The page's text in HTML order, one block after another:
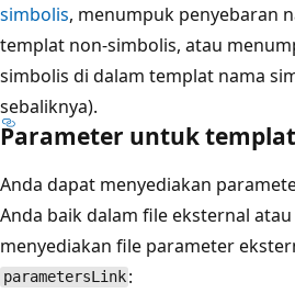
simbolis, menumpuk penyebaran
templat non-simbolis, atau
simbolis di dalam templat nama
sebaliknya).
Parameter untuk
Anda dapat menyediakan
Anda baik dalam file eksternal
menyediakan file parameter
parametersLink :